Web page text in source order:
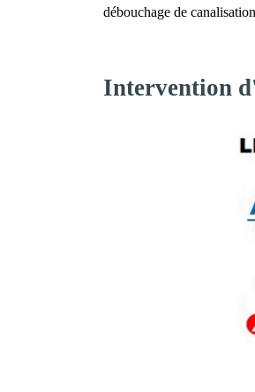
débouchage de
Intervention